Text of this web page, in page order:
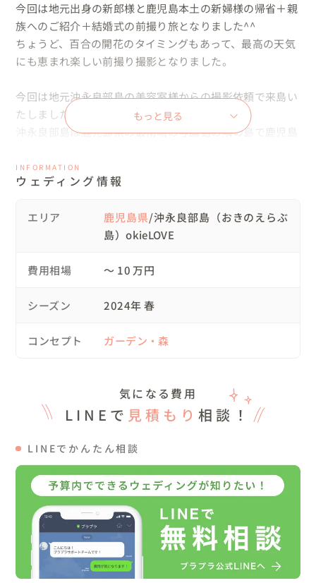
今回は地元出身の新郎様と鹿児島本土の新婦様の帰省＋親
族へのご紹介＋結婚式の前撮り旅となりました^^
ちょうど、百合の開花のタイミングもあって、最高の天気
にも恵まれ楽しい前撮り撮影となりました。
今回は地元沖永良部島の美容室様からの撮影依頼で来島い
たしました。
沖永良部島は鹿児島県の最南端の与論島の隣の島で鹿児島
鹿児島からの飛行機、フェリーまたは沖縄からのフェリー
などの便がございます。
しかし、そこには手付かずの大自然、美しい海、美味しい
ぱいの離島です。観光客がまだまだ少ないのもオススメで
9:00お支度スタート（和装）
②新郎様の地元慣れ親しんだ「世並蔵神社」
15:00ウェディングドレスチェンジアップ→ロケ地へ移動
15:30笠石公園（百合畑）撮影スタート
16:00近くのビーチへ移動/ビーチ撮影スタート
17:00撮影終了→美容室へ
17:30解散→お二人はご親戚の集まりへGo!
もっと見る
INFORMATION
ウェディング情報
エリア 鹿児島県/沖永良部島（おきのえらぶ
島）okieLOVE
費用相場 〜 10 万円
シーズン 2024年 春
コンセプト ガーデン・森
気になる費用
LINEで 見積もり 相談！
LINEでかんたん相談